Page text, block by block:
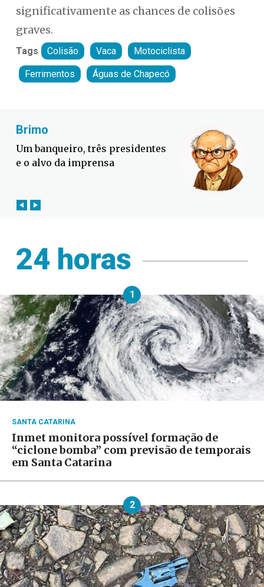
significativamente as chances de colisões
graves.
Tags Colisão Vaca Motociclista
Ferrimentos Águas de Chapecó
Fabiano Bordignon
Defesa Civil lança campanha
contra o El Niño em SC
24 horas
1
SANTA CATARINA
Inmet monitora possível formação de
“ciclone bomba” com previsão de temporais
em Santa Catarina
2